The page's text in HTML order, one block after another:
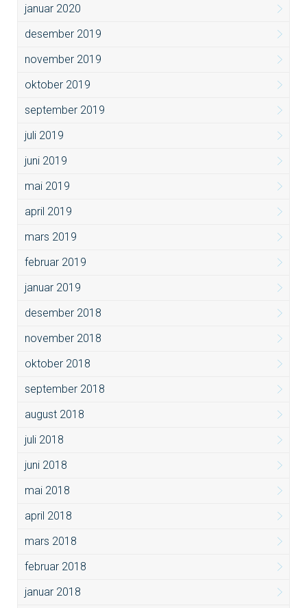
januar 2020
desember 2019
november 2019
oktober 2019
september 2019
juli 2019
juni 2019
mai 2019
april 2019
mars 2019
februar 2019
januar 2019
desember 2018
november 2018
oktober 2018
september 2018
august 2018
juli 2018
juni 2018
mai 2018
april 2018
mars 2018
februar 2018
januar 2018